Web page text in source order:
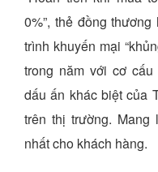
0%”, thẻ đồng
trình khuyến mại
trong năm với cơ
dấu ấn khác biệt của
trên thị trường.
nhất cho khách hàng.